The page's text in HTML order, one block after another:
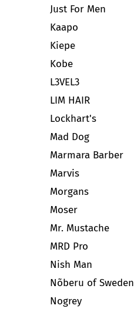
Just For Men
Kaapo
Kiepe
Kobe
L3VEL3
LIM HAIR
Lockhart's
Mad Dog
Marmara Barber
Marvis
Morgans
Moser
Mr. Mustache
MRD Pro
Nish Man
Nõberu of Sweden
Nogrey